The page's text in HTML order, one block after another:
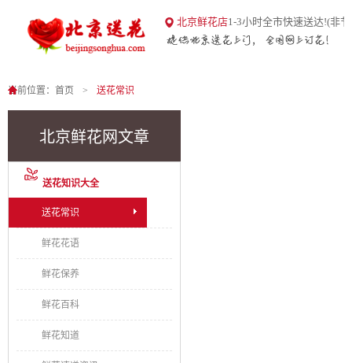
北京送花网
北京鲜花店1-3小时全市快速送达!(非
当前位置： 首页 送花常识
北京鲜花网文章
送花知识大全
送花常识
鲜花花语
鲜花保养
鲜花百科
鲜花知道